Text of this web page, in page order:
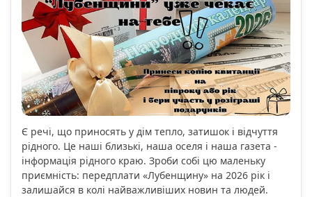
Є речі, що приносять у дім тепло, затишок і відчуття
рідного. Це наші близькі, наша оселя і наша газета -
інформація рідного краю. Зроби собі цю маленьку
приємність: передплати «Лубенщину» на 2026 рік і
залишайся в колі найважливіших новин та людей.